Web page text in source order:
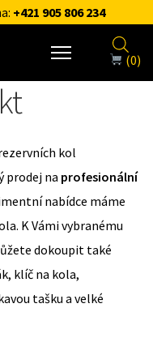
+421 905 806 234
(0)
kol
prodej na profesionální
nabídce máme
K Vámi vybranému
dokoupit také
klíč na kola,
tašku a velké